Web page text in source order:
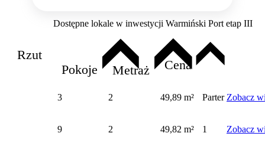
Dostępne lokale w inwestycji Warmiński Port etap III
Rzut
Pokoje
Metraż Cena
3 2 49,89 m² Parter Zobacz
9 2 49,82 m² 1 Zobacz